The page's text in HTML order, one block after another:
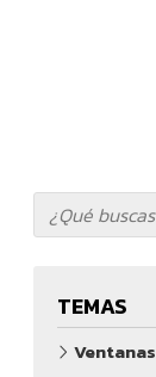
TEMAS
Ventanas